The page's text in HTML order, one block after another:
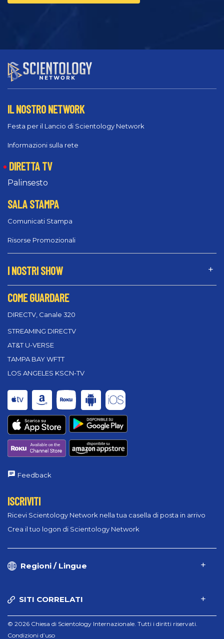
IL NOSTRO NETWORK
Festa per il Lancio di Scientology Network
Informazioni sulla rete
DIRETTA TV
Palinsesto
SALA STAMPA
Comunicati Stampa
Risorse Promozionali
I NOSTRI SHOW
COME GUARDARE
DIRECTV, Canale 320
STREAMING DIRECTV
AT&T U-VERSE
TAMPA BAY WFTT
LOS ANGELES KSCN-TV
Feedback
ISCRIVITI
Ricevi Scientology Network nella tua casella di posta in arrivo
Crea il tuo logon di Scientology Network
Regioni / Lingue
SITI CORRELATI
© 2026 Chiesa di Scientology Internazionale. Tutti i diritti riservati.
Condizioni d’uso